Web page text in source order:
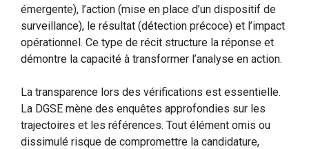
émergente), l’action (mise en place d’un dispositif de
surveillance), le résultat (détection précoce) et l’impact
opérationnel. Ce type de récit structure la réponse et
démontre la capacité à transformer l’analyse en action.
La transparence lors des vérifications est essentielle.
La DGSE mène des enquêtes approfondies sur les
trajectoires et les références. Tout élément omis ou
dissimulé risque de compromettre la candidature,